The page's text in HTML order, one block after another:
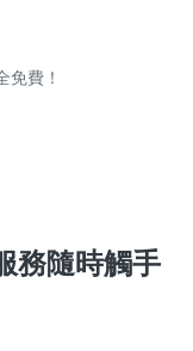
費！
務隨時觸手